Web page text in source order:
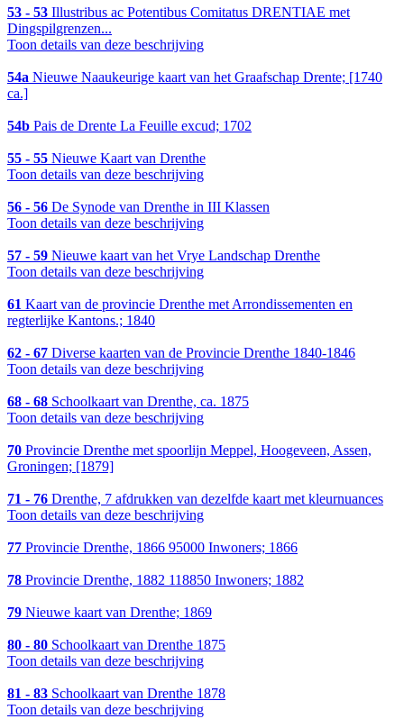
53 - 53 Illustribus ac Potentibus Comitatus DRENTIAE met
Dingspilgrenzen...
Toon details van deze beschrijving
54a Nieuwe Naaukeurige kaart van het Graafschap Drente; [1740
ca.]
54b Pais de Drente La Feuille excud; 1702
55 - 55 Nieuwe Kaart van Drenthe
Toon details van deze beschrijving
56 - 56 De Synode van Drenthe in III Klassen
Toon details van deze beschrijving
57 - 59 Nieuwe kaart van het Vrye Landschap Drenthe
Toon details van deze beschrijving
61 Kaart van de provincie Drenthe met Arrondissementen en
regterlijke Kantons.; 1840
62 - 67 Diverse kaarten van de Provincie Drenthe 1840-1846
Toon details van deze beschrijving
68 - 68 Schoolkaart van Drenthe, ca. 1875
Toon details van deze beschrijving
70 Provincie Drenthe met spoorlijn Meppel, Hoogeveen, Assen,
Groningen; [1879]
71 - 76 Drenthe, 7 afdrukken van dezelfde kaart met kleurnuances
Toon details van deze beschrijving
77 Provincie Drenthe, 1866 95000 Inwoners; 1866
78 Provincie Drenthe, 1882 118850 Inwoners; 1882
79 Nieuwe kaart van Drenthe; 1869
80 - 80 Schoolkaart van Drenthe 1875
Toon details van deze beschrijving
81 - 83 Schoolkaart van Drenthe 1878
Toon details van deze beschrijving